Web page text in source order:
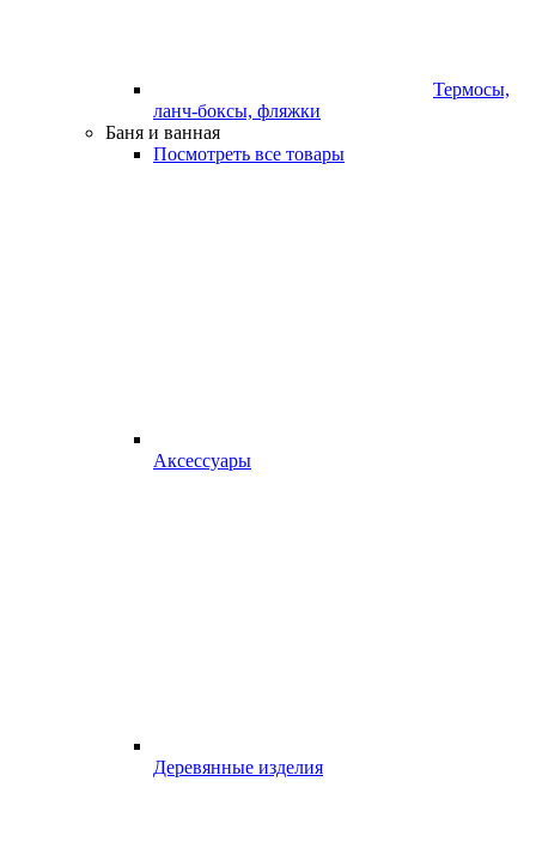
Термосы,
ланч-боксы, фляжки
Баня и ванная
Посмотреть все товары
Аксессуары
Деревянные изделия